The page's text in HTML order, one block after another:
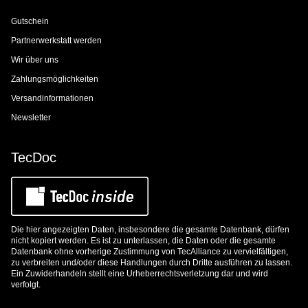
Gutschein
Partnerwerkstatt werden
Wir über uns
Zahlungsmöglichkeiten
Versandinformationen
Newsletter
TecDoc
Die hier angezeigten Daten, insbesondere die gesamte Datenbank, dürfen
nicht kopiert werden. Es ist zu unterlassen, die Daten oder die gesamte
Datenbank ohne vorherige Zustimmung von TecAlliance zu vervielfältigen,
zu verbreiten und/oder diese Handlungen durch Dritte ausführen zu lassen.
Ein Zuwiderhandeln stellt eine Urheberrechtsverletzung dar und wird
verfolgt.